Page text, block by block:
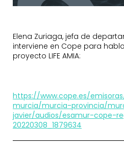
Elena Zuriaga, jefa de
interviene en Cope para
proyecto LIFE AMIA:
https://www.cope.es/
murcia/murcia-provincia/
javier/audios/esamur-cope-
20220308_1879634